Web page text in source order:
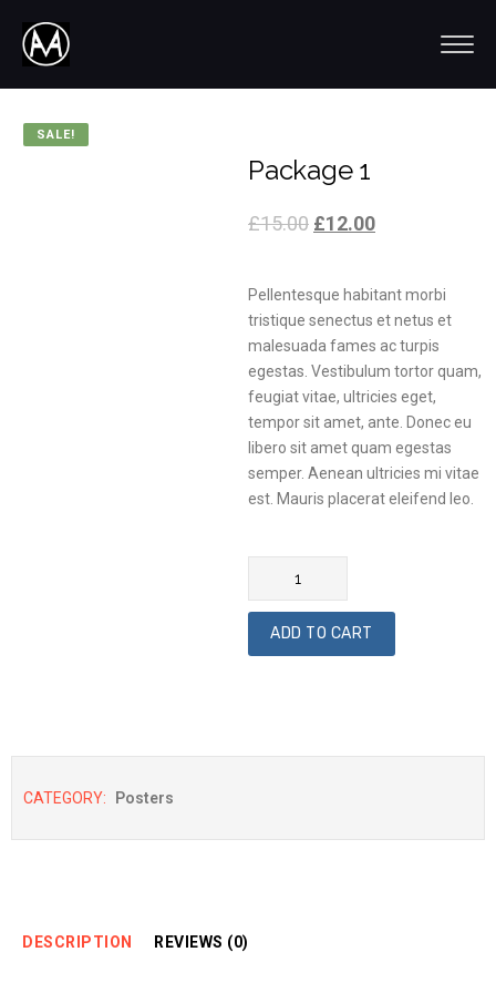
SALE!
Package 1
£15.00 £12.00
Pellentesque habitant morbi
tristique senectus et netus et
malesuada fames ac turpis
egestas. Vestibulum tortor quam,
feugiat vitae, ultricies eget,
tempor sit amet, ante. Donec eu
libero sit amet quam egestas
semper. Aenean ultricies mi vitae
est. Mauris placerat eleifend leo.
Quantity
ADD TO CART
CATEGORY: Posters
DESCRIPTION REVIEWS (0)